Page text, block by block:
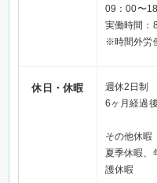
・住宅手当
※前職の賃
・昇給あり
09：00〜
実働時間：
※時間外労
休日・休暇
週休2日制
6ヶ月経過
その他休暇
夏季休暇、
護休暇